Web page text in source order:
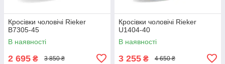
Кросівки чоловічі Rieker
B7305-45
В наявності
2 695 ₴ 3 850 ₴
Кросівки чоловічі Rieker
U1404-40
В наявності
3 255 ₴ 4 650 ₴